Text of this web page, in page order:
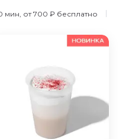
мин, от 700 ₽ бесплатно